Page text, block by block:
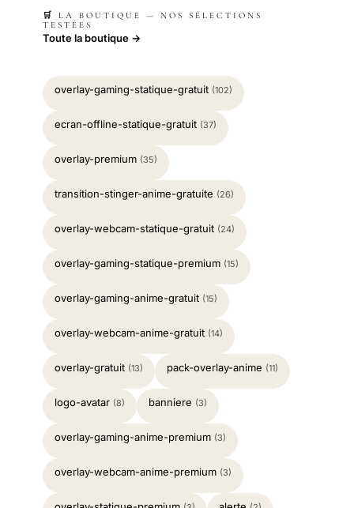
🛒 LA BOUTIQUE — NOS SÉLECTIONS
TESTÉES
Toute la boutique →
overlay-gaming-statique-gratuit (102)
ecran-offline-statique-gratuit (37)
overlay-premium (35)
transition-stinger-anime-gratuite (26)
overlay-webcam-statique-gratuit (24)
overlay-gaming-statique-premium (15)
overlay-gaming-anime-gratuit (15)
overlay-webcam-anime-gratuit (14)
overlay-gratuit (13) pack-overlay-anime (11)
logo-avatar (8) banniere (3)
overlay-gaming-anime-premium (3)
overlay-webcam-anime-premium (3)